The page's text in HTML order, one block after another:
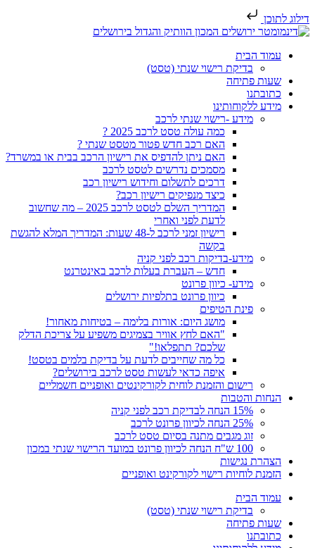
דילוג לתוכן
עמוד הבית
בדיקת רישוי שנתי (טסט)
שעות פתיחה
כתובתנו
מידע ללקוחותינו
מידע -רישוי שנתי לרכב
כמה עולה טסט לרכב 2025 ?
האם רכב חדש פטור מטסט שנתי ?
האם ניתן להדפיס את רישיון הרכב בבית או במשרד?
מסמכים נדרשים לטסט לרכב
דרכים לתשלום וחידוש רישיון רכב
כיצד מנפיקים רישיון רכב?
המדריך השלם לטסט לרכב 2025 – מה שחשוב
לדעת לפני ואחרי
רישיון זמני לרכב ל-48 שעות: המדריך המלא להגשת
בקשה
מידע-בדיקות רכב לפני קניה
חדש – העברת בעלות לרכב באינטרנט
מידע- כיוון פרונט
כיוון פרונט בתלפיות ירושלים
פינת הטיפים
מושג היום: אורות בלימה – בטיחות מאחור!
"האם לחץ אוויר בצמיגים משפיע על צריכת הדלק
שלכם? תתפלאו!"
כל מה שחייבים לדעת על בדיקת בלמים בטסט!
איפה כדאי לעשות טסט לרכב בירושלים?
רישום והזמנת לוחית לקורקינטים ואופניים חשמליים
הנחות והטבות
15% הנחה לבדיקת רכב לפני קניה
25% הנחה לכיוון פרונט לרכב
זוג מגבים מתנה בסיום טסט לרכב
100 ש"ח הנחה לכיוון פרונט במועד הרישוי שנתי במכון
הצהרת נגישות
הזמנת לוחיות רישוי לקורקינט ואופניים
עמוד הבית
בדיקת רישוי שנתי (טסט)
שעות פתיחה
כתובתנו